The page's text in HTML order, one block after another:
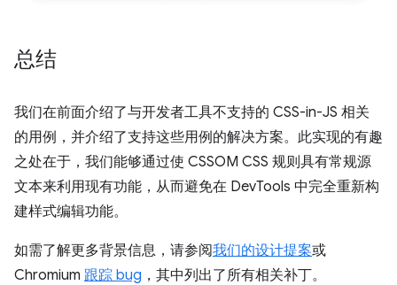
总结
我们在前面介绍了与开发者工具不支持的 CSS-in-JS 相关
的用例，并介绍了支持这些用例的解决方案。此实现的有趣
之处在于，我们能够通过使 CSSOM CSS 规则具有常规源
文本来利用现有功能，从而避免在 DevTools 中完全重新构
建样式编辑功能。
如需了解更多背景信息，请参阅我们的设计提案或
Chromium 跟踪 bug ，其中列出了所有相关补丁。